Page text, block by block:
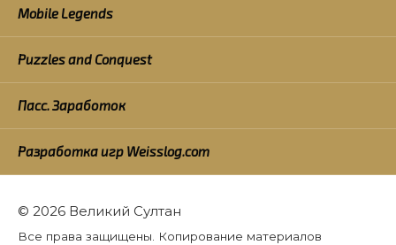
Mobile Legends
Puzzles and Conquest
Пасс. Заработок
Разработка игр Weisslog.com
© 2026 Великий Султан
Все права защищены. Копирование материалов